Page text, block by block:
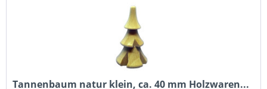
Tannenbaum natur klein, ca. 40 mm Holzwaren...